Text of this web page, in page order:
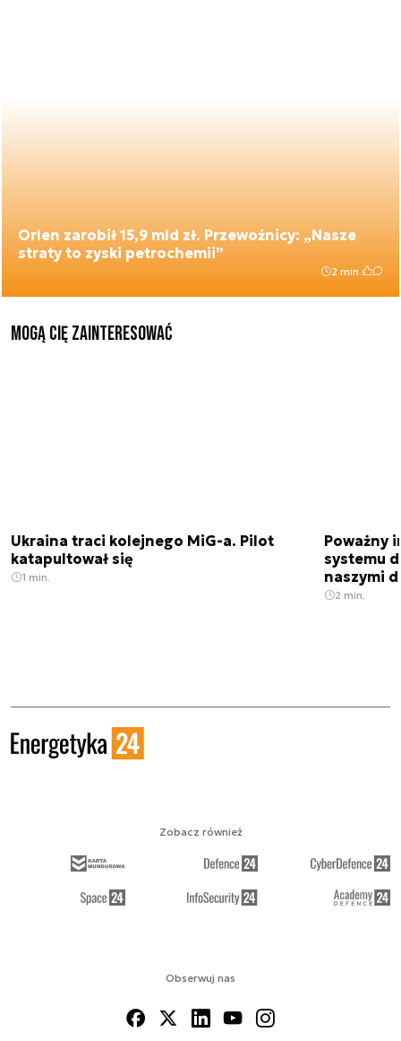
Orlen zarobił 15,9 mld zł. Przewoźnicy: „Nasze
straty to zyski petrochemii”
2 min.
Mogą Cię zainteresować
Ukraina traci kolejnego MiG-a. Pilot
katapultował się
1 min.
Poważny
systemu
naszymi
2 min.
Obserwuj nas
Zobacz również